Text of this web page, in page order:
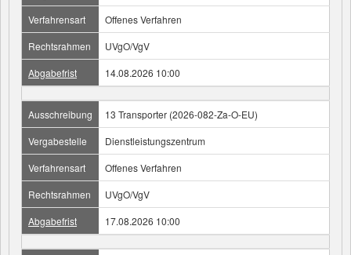
Verfahrensart
Offenes Verfahren
Rechtsrahmen
UVgO/VgV
Abgabefrist
14.08.2026 10:00
Ausschreibung
13 Transporter (2026-082-Za-O-EU)
Vergabestelle
Dienstleistungszentrum
Verfahrensart
Offenes Verfahren
Rechtsrahmen
UVgO/VgV
Abgabefrist
17.08.2026 10:00